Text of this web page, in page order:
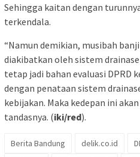
Sehingga kaitan dengan
terkendala.
“Namun demikian, musibah
diakibatkan oleh sistem
tetap jadi bahan evaluasi DPRD
dengan penataan sistem
kebijakan. Maka kedepan ini
tandasnya. (iki/red).
Berita Bandung delik.co.id